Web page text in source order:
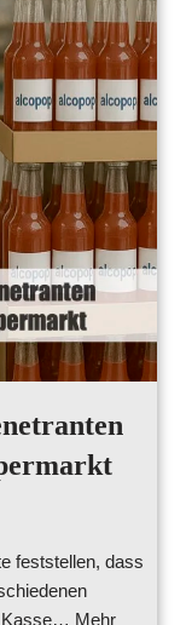
feststellen, dass
Kasse… Mehr